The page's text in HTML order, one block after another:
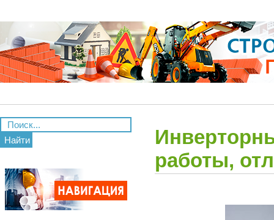
Найти
работы,